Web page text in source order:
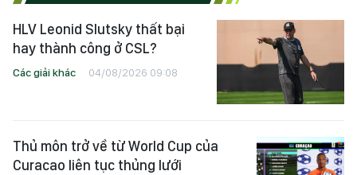
HLV Leonid Slutsky thất bại
hay thành công ở CSL?
Các giải khác 04/08/2026 09:08
Thủ môn trở về từ World Cup của
Curacao liên tục thủng lưới